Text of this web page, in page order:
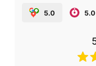
5.0 5.0